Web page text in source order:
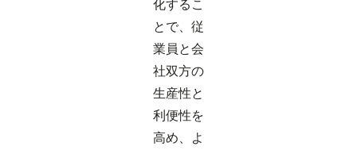
化するこ
とで、従
業員と会
社双方の
生産性と
利便性を
高め、よ